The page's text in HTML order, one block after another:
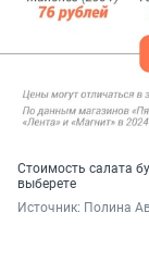
Стоимость салата
выберете
Источник: Полина